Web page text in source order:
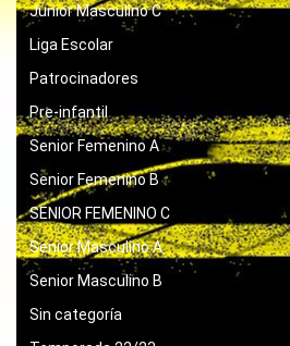
Junior Masculino C
Liga Escolar
Patrocinadores
Pre-infantil
Senior Femenino A
Senior Femenino B
SENIOR FEMENINO C
Senior Masculino A
Senior Masculino B
Sin categoría